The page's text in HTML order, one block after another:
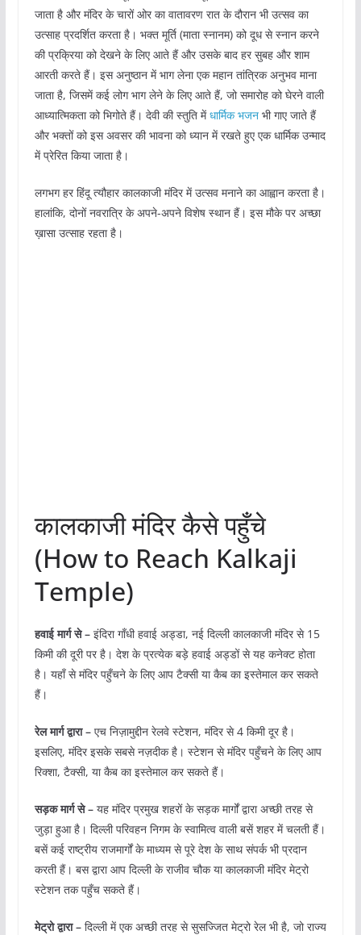
जाता है और मंदिर के चारों ओर का वातावरण रात के दौरान भी उत्सव का
उत्साह प्रदर्शित करता है। भक्त मूर्ति (माता स्नानम) को दूध से स्नान करने
की प्रक्रिया को देखने के लिए आते हैं और उसके बाद हर सुबह और शाम
आरती करते हैं। इस अनुष्ठान में भाग लेना एक महान तांत्रिक अनुभव माना
जाता है, जिसमें कई लोग भाग लेने के लिए आते हैं, जो समारोह को घेरने वाली
आध्यात्मिकता को भिगोते हैं। देवी की स्तुति मेंधार्मिक भजनभी गाए जाते हैं
और भक्तों को इस अवसर की भावना को ध्यान में रखते हुए एक धार्मिक उन्माद
में प्रेरित किया जाता है।
लगभग हर हिंदू त्यौहार कालकाजी मंदिर में उत्सव मनाने का आह्वान करता है।
हालांकि, दोनों नवरात्रि के अपने-अपने विशेष स्थान हैं। इस मौके पर अच्छा
ख़ासा उत्साह रहता है।
कालकाजी मंदिर कैसे पहुँचे
(How to Reach Kalkaji
Temple)
हवाई मार्ग से –इंदिरा गाँधी हवाई अड्डा, नई दिल्ली कालकाजी मंदिर से 15
किमी की दूरी पर है। देश के प्रत्येक बड़े हवाई अड्डों से यह कनेक्ट होता
है। यहाँ से मंदिर पहुँचने के लिए आप टैक्सी या कैब का इस्तेमाल कर सकते
हैं।
रेल मार्ग द्वारा – एच निज़ामुद्दीन रेलवे स्टेशन, मंदिर से 4 किमी दूर है।
इसलिए, मंदिर इसके सबसे नज़दीक है। स्टेशन से मंदिर पहुँचने के लिए आप
रिक्शा, टैक्सी, या कैब का इस्तेमाल कर सकते हैं।
सड़क मार्ग से –यह मंदिर प्रमुख शहरों के सड़क मार्गों द्वारा अच्छी तरह से
जुड़ा हुआ है। दिल्ली परिवहन निगम के स्वामित्व वाली बसें शहर में चलती हैं।
बसें कई राष्ट्रीय राजमार्गों के माध्यम से पूरे देश के साथ संपर्क भी प्रदान
करती हैं। बस द्वारा आप दिल्ली के राजीव चौक या कालकाजी मंदिर मेट्रो
स्टेशन तक पहुँच सकते हैं।
मेट्रो द्वारा –दिल्ली में एक अच्छी तरह से सुसज्जित मेट्रो रेल भी है, जो राज्य